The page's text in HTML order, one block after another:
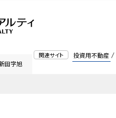
関連サイト 投資用不動産
田字旭